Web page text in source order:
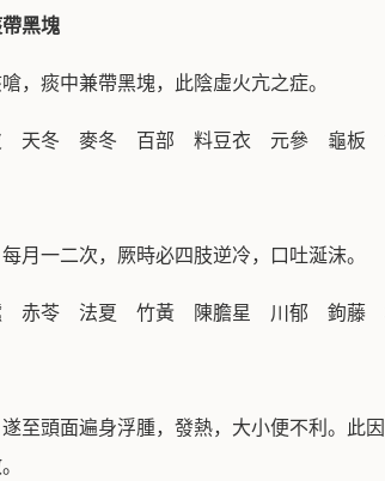
黑塊
，痰中兼帶黑塊，此陰虛火亢之症。
天冬 麥冬 百部 料豆衣 元參 龜板
月一二次，厥時必四肢逆冷，口吐涎沫。
赤苓 法夏 竹黃 陳膽星 川郁 鉤藤
至頭面遍身浮腫，發熱，大小便不利。此